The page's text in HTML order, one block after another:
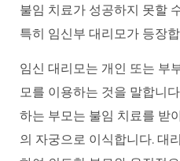
불임 치료가 성공하지 못할
특히 임신부 대리모가 등장
임신 대리모는 개인 또는 부
모를 이용하는 것을 말합니
하는 부모는 불임 치료를 받
의 자궁으로 이식합니다. 대